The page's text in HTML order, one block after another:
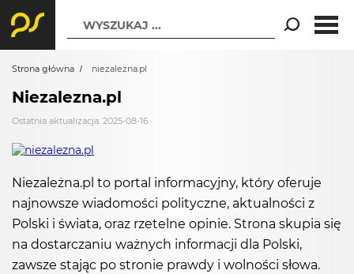
WYSZUKAJ ...
Strona główna niezalezna.pl
Niezalezna.pl
Ostatnia aktualizacja: 2025-08-16
Niezależna.pl to portal informacyjny, który oferuje
najnowsze wiadomości polityczne, aktualności z
Polski i świata, oraz rzetelne opinie. Strona skupia się
na dostarczaniu ważnych informacji dla Polski,
zawsze stając po stronie prawdy i wolności słowa.